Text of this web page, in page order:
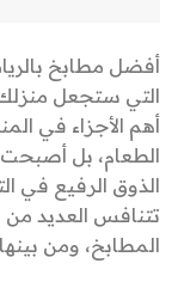
أفضل مطابخ
التي ستجعل منزلك
أهم الأجزاء في
الطعام، بل أصبحت
الذوق الرفيع في
تتنافس العديد
المطابخ، ومن